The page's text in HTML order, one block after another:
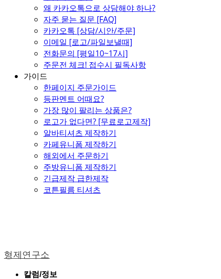
왜 카카오톡으로 상담해야 하나?
자주 묻는 질문 [FAQ]
카카오톡 [상담/시안/주문]
이메일 [로고/파일보낼때]
전화문의 [평일10~17시]
주문전 체크! 접수시 필독사항
가이드
한페이지 주문가이드
등판멘트 어때요?
가장 많이 팔리는 상품은?
로고가 없다면? [무료로고제작]
알바티셔츠 제작하기
카페유니폼 제작하기
해외에서 주문하기
주방유니폼 제작하기
긴급제작 급한제작
코튼필름 티셔츠
형제연구소
칼럼/정보